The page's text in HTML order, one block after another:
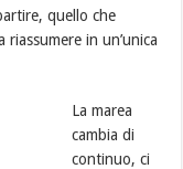
quello che
in un’unica
La marea
cambia di
continuo, ci